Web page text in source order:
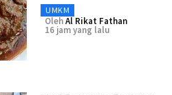
UMKM
OlehAl Rikat Fathan
16 jam yang lalu